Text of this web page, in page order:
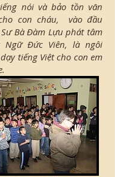
nói và bảo tồn văn
con cháu, vào đầu
Bà Đàm Lựu phát tâm
Ngữ Đức Viên, là ngôi
tiếng Việt cho con em